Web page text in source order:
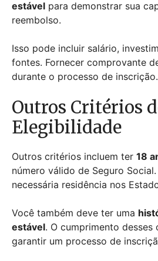
estável para demonstrar sua
reembolso.
Isso pode incluir salário,
fontes. Fornecer comprovante
durante o processo de inscrição.
Outros Critérios
Elegibilidade
Outros critérios incluem ter 18
número válido de Seguro
necessária residência nos
Você também deve ter uma
estável. O cumprimento desses
garantir um processo de